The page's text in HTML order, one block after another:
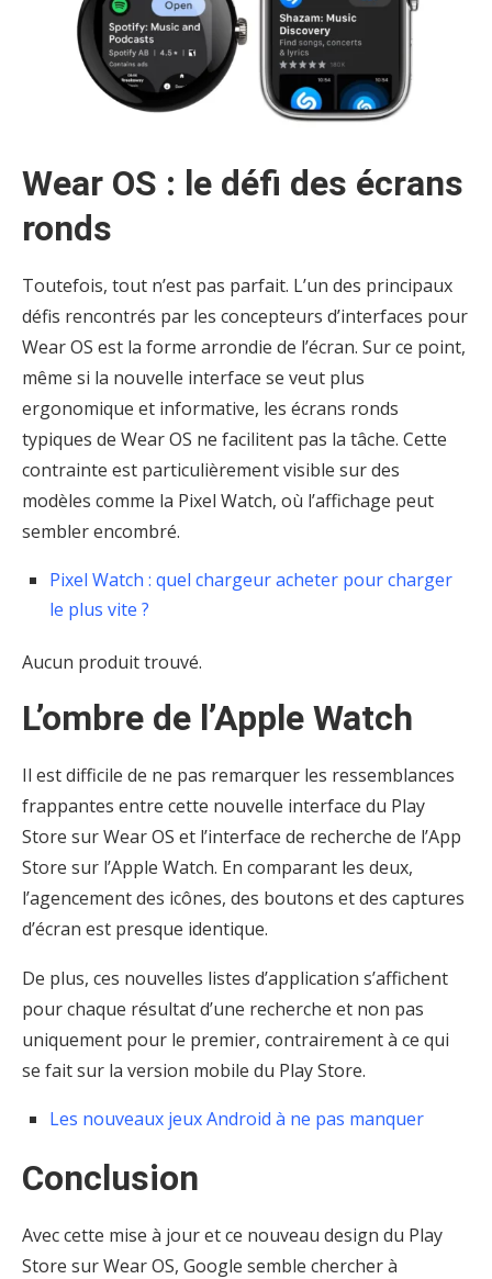
Wear OS : le défi des écrans
ronds
Toutefois, tout n’est pas parfait. L’un des principaux
défis rencontrés par les concepteurs d’interfaces pour
Wear OS est la forme arrondie de l’écran. Sur ce point,
même si la nouvelle interface se veut plus
ergonomique et informative, les écrans ronds
typiques de Wear OS ne facilitent pas la tâche. Cette
contrainte est particulièrement visible sur des
modèles comme la Pixel Watch, où l’affichage peut
sembler encombré.
Pixel Watch : quel chargeur acheter pour charger
le plus vite ?
Aucun produit trouvé.
L’ombre de l’Apple Watch
Il est difficile de ne pas remarquer les ressemblances
frappantes entre cette nouvelle interface du Play
Store sur Wear OS et l’interface de recherche de l’App
Store sur l’Apple Watch. En comparant les deux,
l’agencement des icônes, des boutons et des captures
d’écran est presque identique.
De plus, ces nouvelles listes d’application s’affichent
pour chaque résultat d’une recherche et non pas
uniquement pour le premier, contrairement à ce qui
se fait sur la version mobile du Play Store.
Les nouveaux jeux Android à ne pas manquer
Conclusion
Avec cette mise à jour et ce nouveau design du Play
Store sur Wear OS, Google semble chercher à